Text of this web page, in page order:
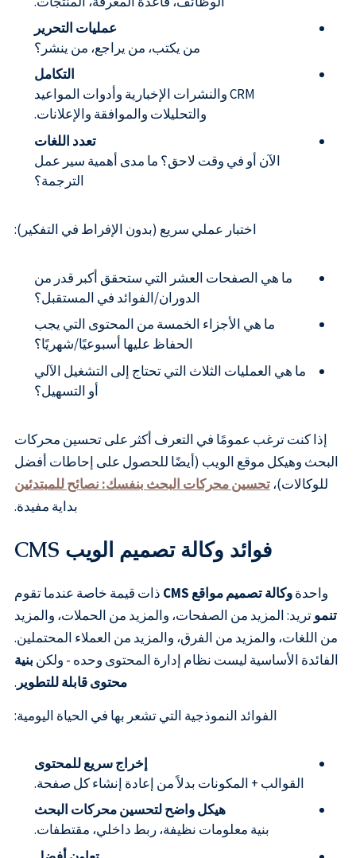
عمليات التحرير
من يكتب، من يراجع، من ينشر؟
التكامل
CRM والنشرات الإخبارية وأدوات المواعيد
والتحليلات والموافقة والإعلانات.
تعدد اللغات
الآن أو في وقت لاحق؟ ما مدى أهمية سير عمل
الترجمة؟
اختبار عملي سريع (بدون الإفراط في التفكير):
ما هي الصفحات العشر التي ستحقق أكبر قدر من
الدوران/الفوائد في المستقبل؟
ما هي الأجزاء الخمسة من المحتوى التي يجب
الحفاظ عليها أسبوعيًا/شهريًا؟
ما هي العمليات الثلاث التي تحتاج إلى التشغيل الآلي
أو التسهيل؟
إذا كنت ترغب عمومًا في التعرف أكثر على تحسين محركات
البحث وهيكل موقع الويب (أيضًا للحصول على إحاطات أفضل
للوكالات)،تحسين محركات البحث بنفسك: نصائح للمبتدئين
بداية مفيدة.
فوائد وكالة تصميم الويب CMS
واحدةوكالة تصميم مواقع CMS
ذات قيمة خاصة عندما تقوم
تنموتريد: المزيد من الصفحات، والمزيد من الحملات، والمزيد
من اللغات، والمزيد من الفرق، والمزيد من العملاء المحتملين.
الفائدة الأساسية ليست نظام إدارة المحتوى وحده - ولكن بنية
محتوى قابلة للتطوير .
الفوائد النموذجية التي تشعر بها في الحياة اليومية:
إخراج سريع للمحتوى
القوالب + المكونات بدلاً من إعادة إنشاء كل صفحة.
هيكل واضح لتحسين محركات البحث
بنية معلومات نظيفة، ربط داخلي، مقتطفات.